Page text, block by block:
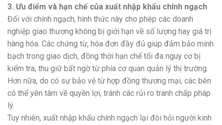
3. Ưu điểm và hạn chế của xuất nhập khẩu chính ngạch
Đối với chính ngạch, hình thức này cho phép các doanh
nghiệp giao thương không bị giới hạn về số lượng hay giá trị
hàng hóa. Các chứng từ, hóa đơn đầy đủ giúp đảm bảo minh
bạch trong giao dịch, đồng thời hạn chế tối đa nguy cơ bị
kiểm tra, thu giữ bất ngờ từ phía cơ quan quản lý thị trường.
Hơn nữa, do có sự bảo vệ từ hợp đồng thương mại, các bên
có thể yên tâm về quyền lợi, tránh các rủi ro tranh chấp pháp
lý.
Tuy nhiên, xuất nhập khẩu chính ngạch lại đòi hỏi người kinh